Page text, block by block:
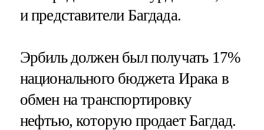
и представители Багдада.
Эрбиль должен был получать 17%
национального бюджета Ирака в
обмен на транспортировку
нефтью, которую продает Багдад.